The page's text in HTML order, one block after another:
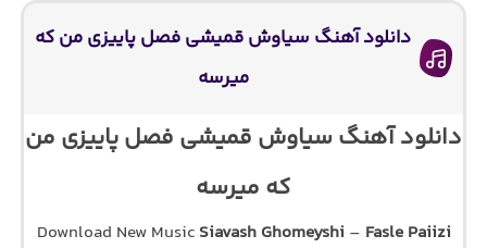
دانلود آهنگ سیاوش قمیشی فصل پاییزی من که
میرسه
دانلود آهنگ سیاوش قمیشی فصل پاییزی من
که میرسه
Download New Music Siavash Ghomeyshi – Fasle Paiizi